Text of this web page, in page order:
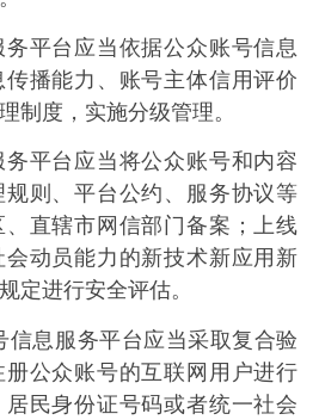
台应当依据公众账号信息
播能力、账号主体信用评价
制度，实施分级管理。
平台应当将公众账号和内容
则、平台公约、服务协议等
直辖市网信部门备案；上线
动员能力的新技术新应用新
定进行安全评估。
息服务平台应当采取复合验
公众账号的互联网用户进行
民身份证号码或者统一社会